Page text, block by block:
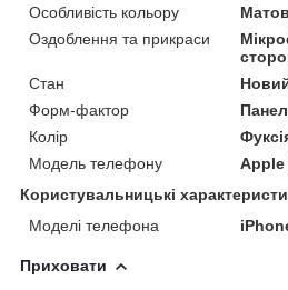
Особливість кольору
Оздоблення та прикраси
Стан
Форм-фактор
Колір
Модель телефону
Apple
Користувальницькі
Моделі телефона
Приховати